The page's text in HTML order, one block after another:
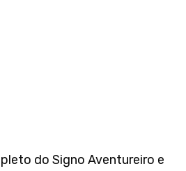
do Signo Aventureiro e